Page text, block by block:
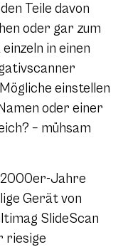
Teile davon
oder gar zum
in einen
einstellen
oder einer
– mühsam
Jahre
Gerät von
SlideScan
riesige